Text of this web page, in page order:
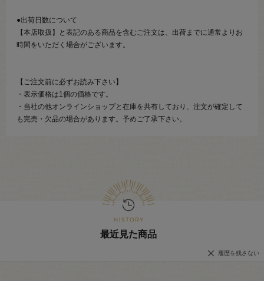
●出荷日数について
【本店取扱】と表記のある商品を含むご注文は、出荷までに通常よりお
時間をいただく場合がございます。
【ご注文前に必ずお読み下さい】
・表示価格は1個の価格です。
・当社の他オンラインショップと在庫を共有しており、注文が確定して
も完売・欠品の場合があります。予めご了承下さい。
最近見た商品
履歴を残さない